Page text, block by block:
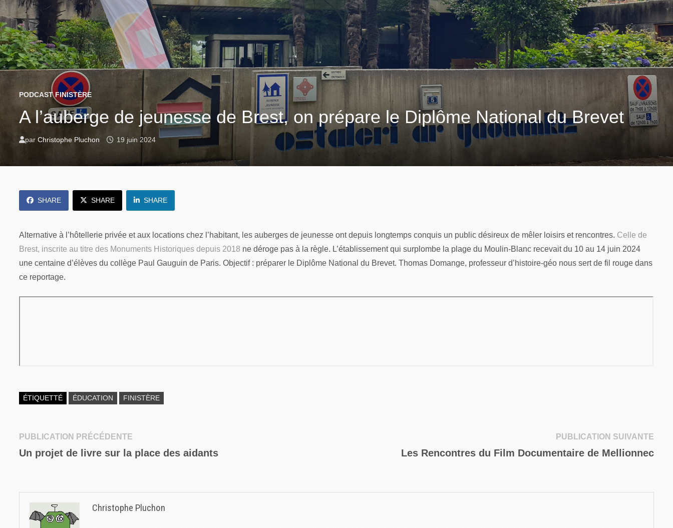
PODCAST FINISTÈRE
A l’auberge de jeunesse de Brest, on prépare le Diplôme National du Brevet
parChristophe Pluchon 19 juin 2024
SHARE SHARE SHARE
Alternative à l’hôtellerie privée et aux locations chez l’habitant, les auberges de jeunesse ont depuis longtemps conquis un public désireux de mêler loisirs et rencontres. Celle de
Brest, inscrite au titre des Monuments Historiques depuis 2018 ne déroge pas à la règle. L’établissement qui surplombe la plage du Moulin-Blanc recevait du 10 au 14 juin 2024
une centaine d’élèves du collège Paul Gauguin de Paris. Objectif : préparer le Diplôme National du Brevet. Thomas Domange, professeur d’histoire-géo nous sert de fil rouge dans
ce reportage.
ÉTIQUETTÉ ÉDUCATION FINISTÈRE
Navigation
PUBLICATION PRÉCÉDENTE
précédente :
Un projet de livre sur la place des aidants
PUBLICATION SUIVANTE
Les Rencontres du Film Documentaire de Mellionnec
Christophe Pluchon